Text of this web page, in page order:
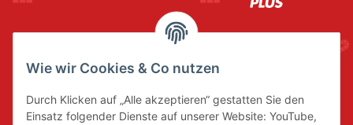
Wie wir Cookies & Co nutzen
Durch Klicken auf „Alle akzeptieren“ gestatten Sie den
Einsatz folgender Dienste auf unserer Website: YouTube,